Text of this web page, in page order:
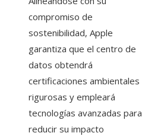
compromiso de
sostenibilidad, Apple
garantiza que el centro de
datos obtendrá
certificaciones ambientales
rigurosas y empleará
tecnologías avanzadas para
reducir su impacto